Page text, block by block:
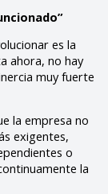
es la
ahora, no hay
muy fuerte
la empresa no
exigentes,
o
la